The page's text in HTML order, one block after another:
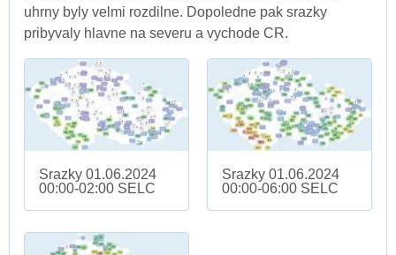
uhrny byly velmi rozdilne. Dopoledne pak srazky
pribyvaly hlavne na severu a vychode CR.
Srazky 01.06.2024
00:00-02:00 SELC
Srazky 01.06.2024
00:00-06:00 SELC